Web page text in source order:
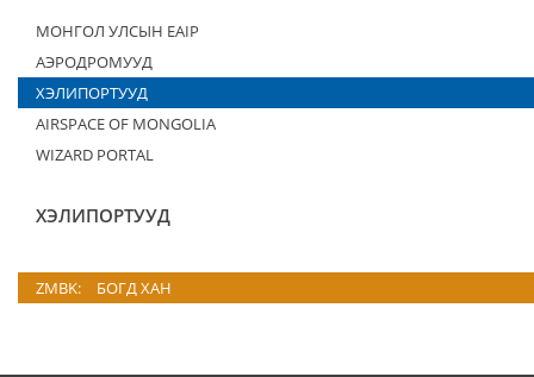
МОНГОЛ УЛСЫН EAIP
АЭРОДРОМУУД
ХЭЛИПОРТУУД
AIRSPACE OF MONGOLIA
WIZARD PORTAL
ХЭЛИПОРТУУД
ZMBK: БОГД ХАН